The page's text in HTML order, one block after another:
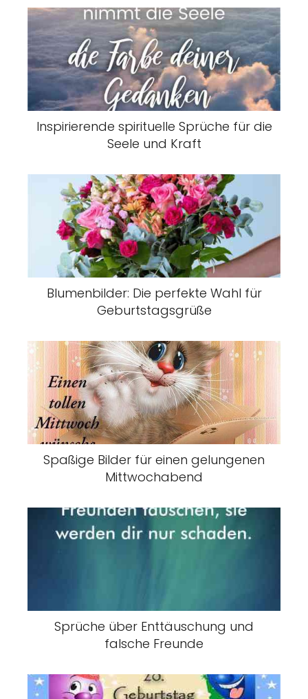
Inspirierende spirituelle Sprüche für die
Seele und Kraft
Blumenbilder: Die perfekte Wahl für
Geburtstagsgrüße
Spaßige Bilder für einen gelungenen
Mittwochabend
Sprüche über Enttäuschung und
falsche Freunde